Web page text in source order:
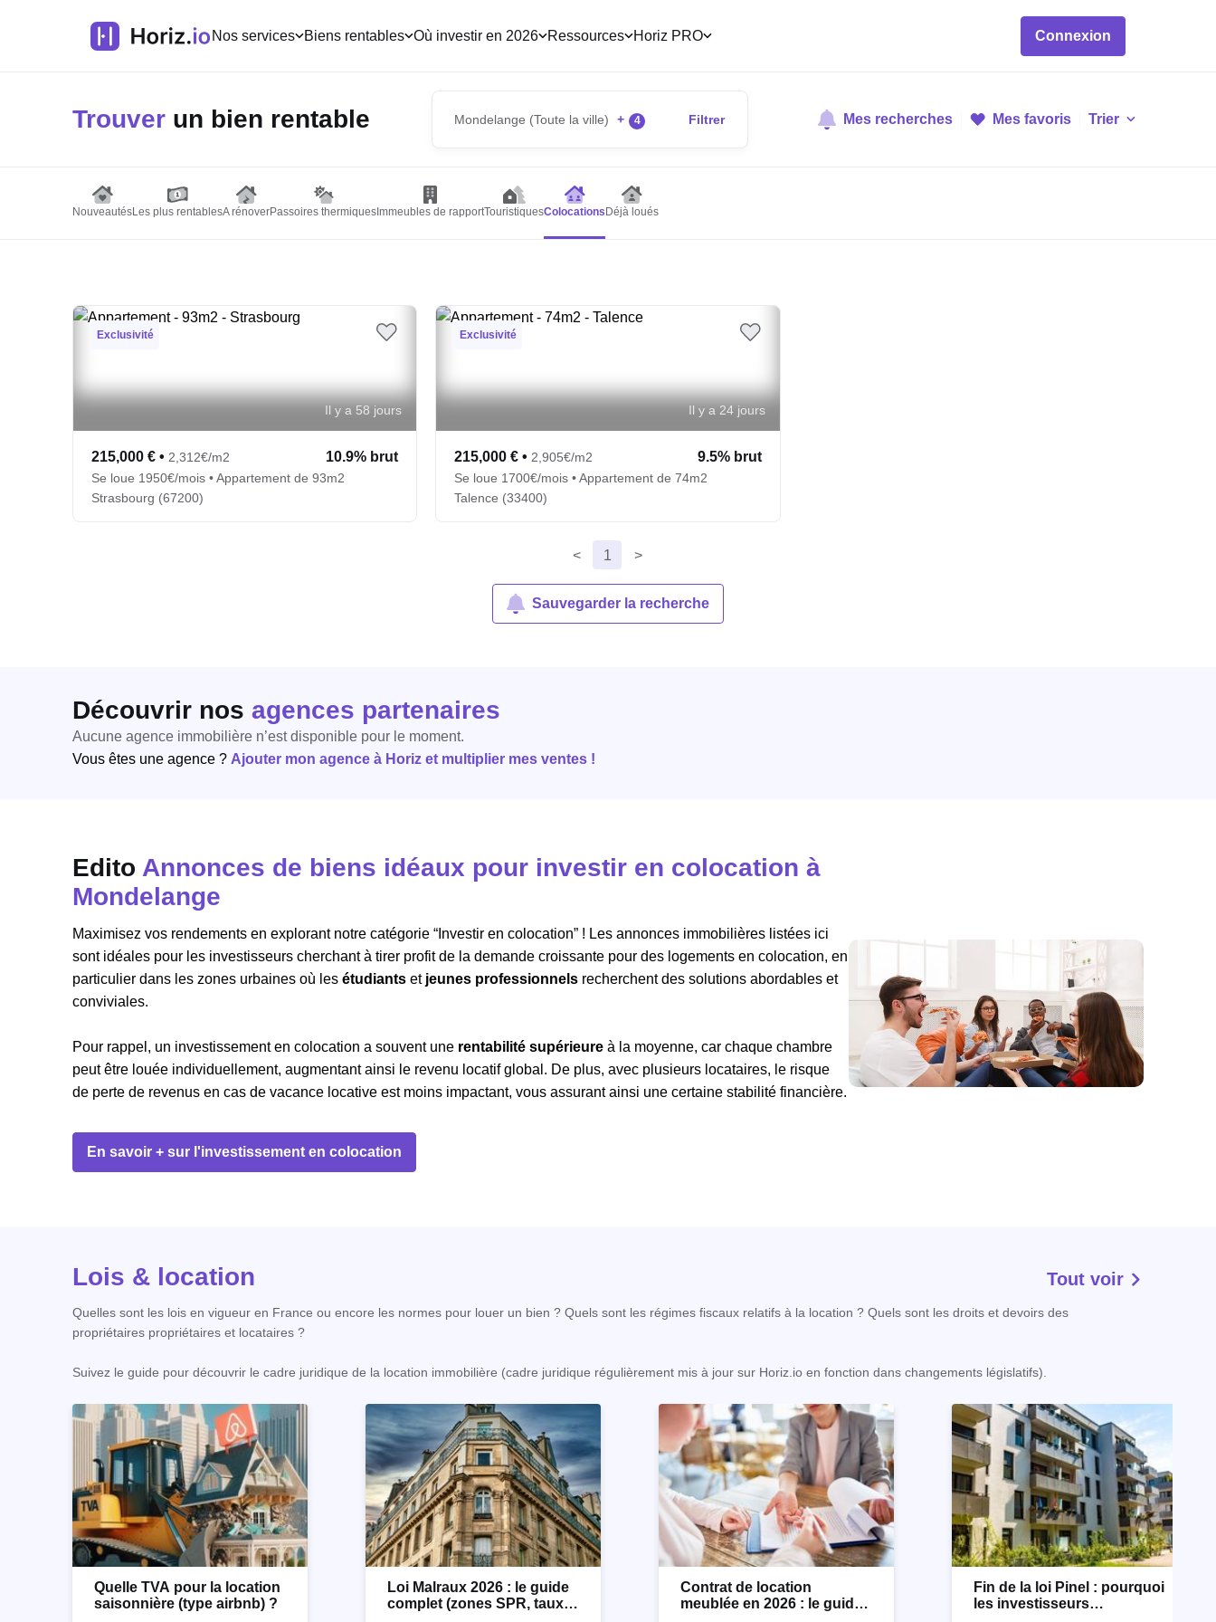
Nos services Biens rentables Où investir en 2026 Ressources Horiz PRO Connexion
Trouver un bien rentable Mondelange (Toute la ville) + 4 Filtrer Mes recherches Mes favoris Trier
NouveautésLes plus rentablesA rénoverPassoires thermiques Immeubles de rapportTouristiquesColocations Déjà loués
Exclusivité
Il y a 58 jours
215,000 € • 2,312€/m2 10.9% brut
Se loue 1950€/mois • Appartement de 93m2
Strasbourg (67200)
Exclusivité
Il y a 24 jours
215,000 € • 2,905€/m2 9.5% brut
Se loue 1700€/mois • Appartement de 74m2
Talence (33400)
< 1 >
Sauvegarder la recherche
Découvrir nos agences partenaires
Aucune agence immobilière n’est disponible pour le moment.
Vous êtes une agence ? Ajouter mon agence à Horiz et multiplier mes ventes !
Edito Annonces de biens idéaux pour investir en colocation à
Mondelange
Maximisez vos rendements en explorant notre catégorie “Investir en colocation” ! Les annonces immobilières listées ici
sont idéales pour les investisseurs cherchant à tirer profit de la demande croissante pour des logements en colocation, en
particulier dans les zones urbaines où les étudiants et jeunes professionnels recherchent des solutions abordables et
conviviales.
Pour rappel, un investissement en colocation a souvent une rentabilité supérieure à la moyenne, car chaque chambre
peut être louée individuellement, augmentant ainsi le revenu locatif global. De plus, avec plusieurs locataires, le risque
de perte de revenus en cas de vacance locative est moins impactant, vous assurant ainsi une certaine stabilité financière.
En savoir + sur l'investissement en colocation
Lois & location Tout voir
Quelles sont les lois en vigueur en France ou encore les normes pour louer un bien ? Quels sont les régimes fiscaux relatifs à la location ? Quels sont les droits et devoirs des
propriétaires propriétaires et locataires ?
Suivez le guide pour découvrir le cadre juridique de la location immobilière (cadre juridique régulièrement mis à jour sur Horiz.io en fonction dans changements législatifs).
Quelle TVA pour la location
saisonnière (type airbnb) ?
Loi Malraux 2026 : le guide
complet (zones SPR, taux,
Contrat de location
meublée en 2026 : le guide
Fin de la loi Pinel : pourquoi
les investisseurs